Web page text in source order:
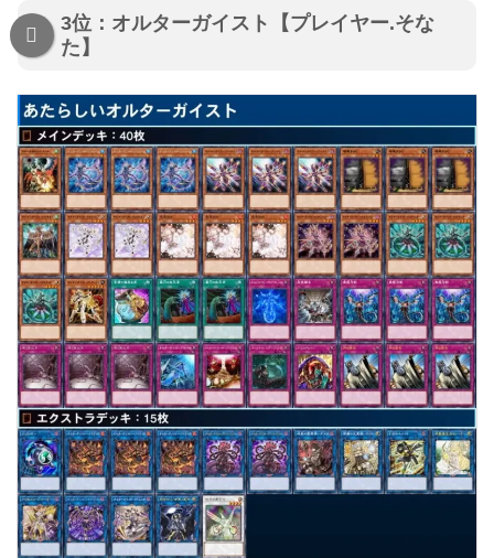
3位：オルターガイスト【プレイヤー.そな
た】